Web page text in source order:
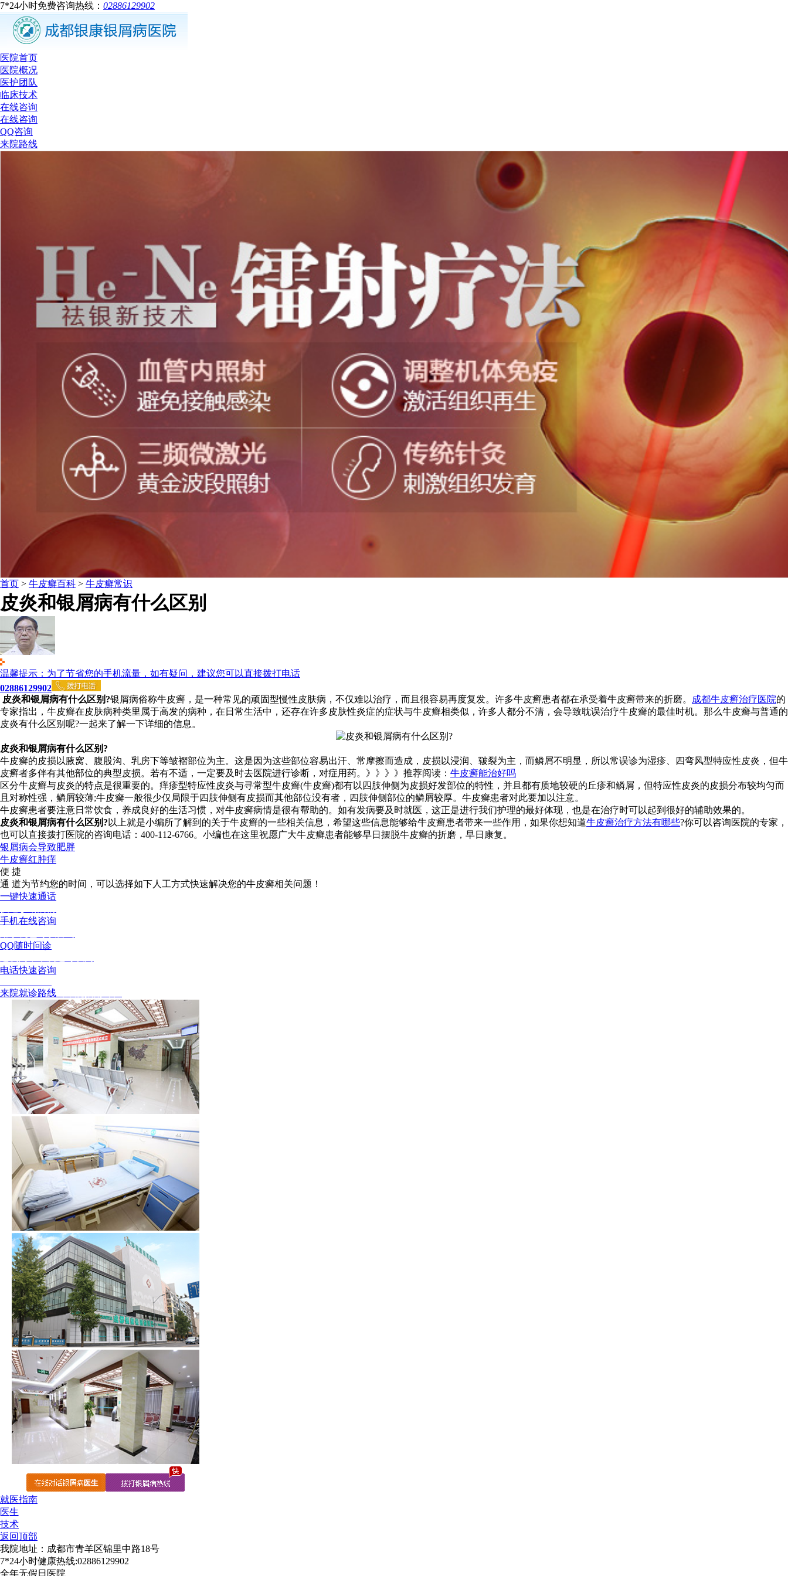
7*24小时免费咨询热线： 02886129902
医院首页
医院概况
医护团队
临床技术
在线咨询
在线咨询
QQ咨询
来院路线
首页 > 牛皮癣百科 > 牛皮癣常识
皮炎和银屑病有什么区别
温馨提示：为了节省您的手机流量，如有疑问，建议您可以直接拨打电话
02886129902
皮炎和银屑病有什么区别?银屑病俗称牛皮癣，是一种常见的顽固型慢性皮肤病，不仅难以治疗，而且很容易再度复发。许多牛皮癣患者都在承受着牛皮癣带来的折磨。 成都牛皮癣治疗医院的
专家指出，牛皮癣在皮肤病种类里属于高发的病种，在日常生活中，还存在许多皮肤性炎症的症状与牛皮癣相类似，许多人都分不清，会导致耽误治疗牛皮癣的最佳时机。那么牛皮癣与普通的
皮炎有什么区别呢?一起来了解一下详细的信息。
皮炎和银屑病有什么区别?
牛皮癣的皮损以腋窝、腹股沟、乳房下等皱褶部位为主。这是因为这些部位容易出汗、常摩擦而造成，皮损以浸润、皲裂为主，而鳞屑不明显，所以常误诊为湿疹、四弯风型特应性皮炎，但牛
皮癣者多伴有其他部位的典型皮损。若有不适，一定要及时去医院进行诊断，对症用药。》》》》推荐阅读： 牛皮癣能治好吗
区分牛皮癣与皮炎的特点是很重要的。痒疹型特应性皮炎与寻常型牛皮癣(牛皮癣)都有以四肢伸侧为皮损好发部位的特性，并且都有质地较硬的丘疹和鳞屑，但特应性皮炎的皮损分布较均匀而
且对称性强，鳞屑较薄;牛皮癣一般很少仅局限于四肢伸侧有皮损而其他部位没有者，四肢伸侧部位的鳞屑较厚。牛皮癣患者对此要加以注意。
牛皮癣患者要注意日常饮食，养成良好的生活习惯，对牛皮癣病情是很有帮助的。如有发病要及时就医，这正是进行我们护理的最好体现，也是在治疗时可以起到很好的辅助效果的。
皮炎和银屑病有什么区别? 以上就是小编所了解到的关于牛皮癣的一些相关信息，希望这些信息能够给牛皮癣患者带来一些作用，如果你想知道牛皮癣治疗方法有哪些?你可以咨询医院的专家，
也可以直接拨打医院的咨询电话：400-112-6766。小编也在这里祝愿广大牛皮癣患者能够早日摆脱牛皮癣的折磨，早日康复。
银屑病会导致肥胖
牛皮癣红肿痒
便 捷
通 道为节约您的时间，可以选择如下人工方式快速解决您的牛皮癣相关问题！
一键快速通话
手机在线咨询
QQ随时问诊
电话快速咨询
来院就诊路线
就医指南
医生
技术
返回顶部
我院地址：成都市青羊区锦里中路18号
7*24小时健康热线:02886129902
全年无假日医院